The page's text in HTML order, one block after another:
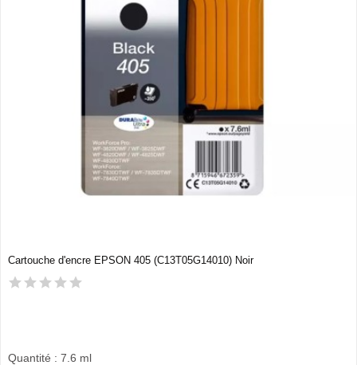
Cartouche d'encre EPSON 405 (C13T05G14010) Noir
Quantité : 7.6 ml